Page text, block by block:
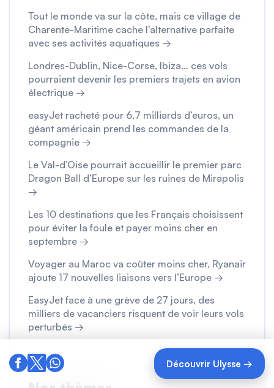
Découvrir Ulysse →
Tout le monde va sur la côte, mais ce village de
Charente-Maritime cache l’alternative parfaite
avec ses activités aquatiques →
Londres-Dublin, Nice-Corse, Ibiza… ces vols
pourraient devenir les premiers trajets en avion
électrique →
easyJet racheté pour 6,7 milliards d’euros, un
géant américain prend les commandes de la
compagnie →
Le Val-d’Oise pourrait accueillir le premier parc
Dragon Ball d’Europe sur les ruines de Mirapolis
→
Les 10 destinations que les Français choisissent
pour éviter la foule et payer moins cher en
septembre →
Voyager au Maroc va coûter moins cher, Ryanair
ajoute 17 nouvelles liaisons vers l’Europe →
EasyJet face à une grève de 27 jours, des
milliers de vacanciers risquent de voir leurs vols
perturbés →